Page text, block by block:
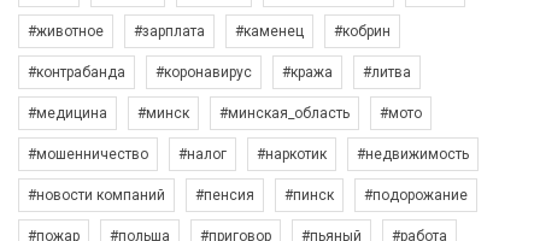
#животное #зарплата #каменец #кобрин
#контрабанда #коронавирус #кража #литва
#медицина #минск #минская_область #мото
#мошенничество #налог #наркотик #недвижимость
#новости компаний #пенсия #пинск #подорожание
#пожар #польша #приговор #пьяный #работа